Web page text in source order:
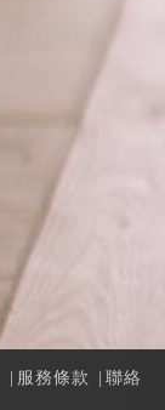
服務條款
聯絡